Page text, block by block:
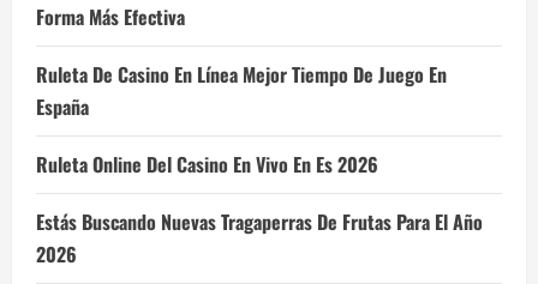
Forma Más Efectiva
Ruleta De Casino En Línea Mejor Tiempo De Juego En
España
Ruleta Online Del Casino En Vivo En Es 2026
Estás Buscando Nuevas Tragaperras De Frutas Para El Año
2026